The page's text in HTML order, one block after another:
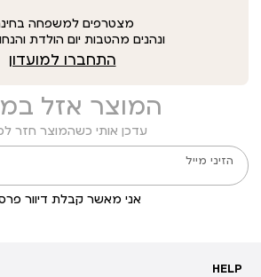
מצטרפים למשפחה
ונהנים מהטבות יום הולדת
התחברו למועדון
המוצר אזל
עדכן אותי כשהמוצר חזר
הזיני מייל
אני מאשר קבלת דיוור
HELP
HELP